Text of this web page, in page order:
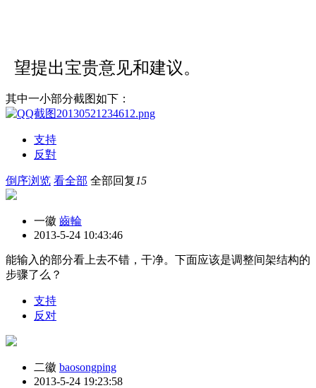
望提出宝贵意见和建议。
其中一小部分截图如下：
支持
反對
倒序浏览 看全部 全部回复 15
一徽 齒輪
2013-5-24 10:43:46
能输入的部分看上去不错，干净。下面应该是调整间架结构的
步骤了么？
支持
反对
二徽 baosongping
2013-5-24 19:23:58